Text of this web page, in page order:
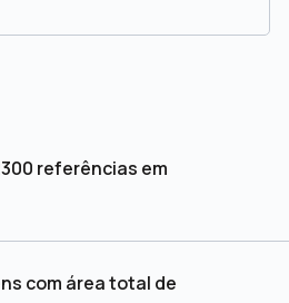
referências em
com área total de